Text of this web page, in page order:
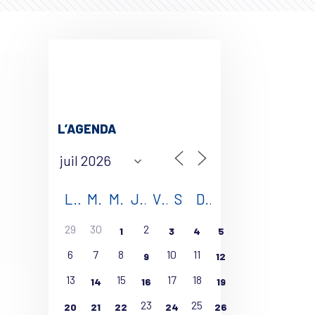
L’AGENDA
L M M J V S D
29 30 1 2 3 4 5
6 7 8 9 10 11 12
13 14 15 16 17 18 19
20 21 22 23 24 25 26